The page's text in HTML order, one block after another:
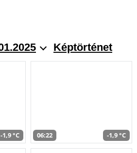
Képtörténet
-1,9 °C 06:22 -1,9 °C